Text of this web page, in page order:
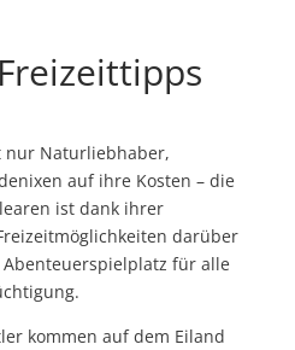
nur Naturliebhaber,
auf ihre Kosten – die
ist dank ihrer
darüber
für alle
kommen auf dem Eiland